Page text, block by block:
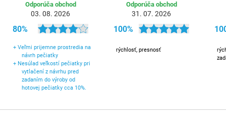
Odporúča obchod
03. 08. 2026
80%
+ Veľmi prijemne prostredia na
návrh pečiatky
+ Nesúlad veľkostí pečiatky pri
vytlačení z návrhu pred
zadaním do výroby od
hotovej pečiatky cca 10%.
Odporúča obchod
31. 07. 2026
100%
rýchlosť, presnosť